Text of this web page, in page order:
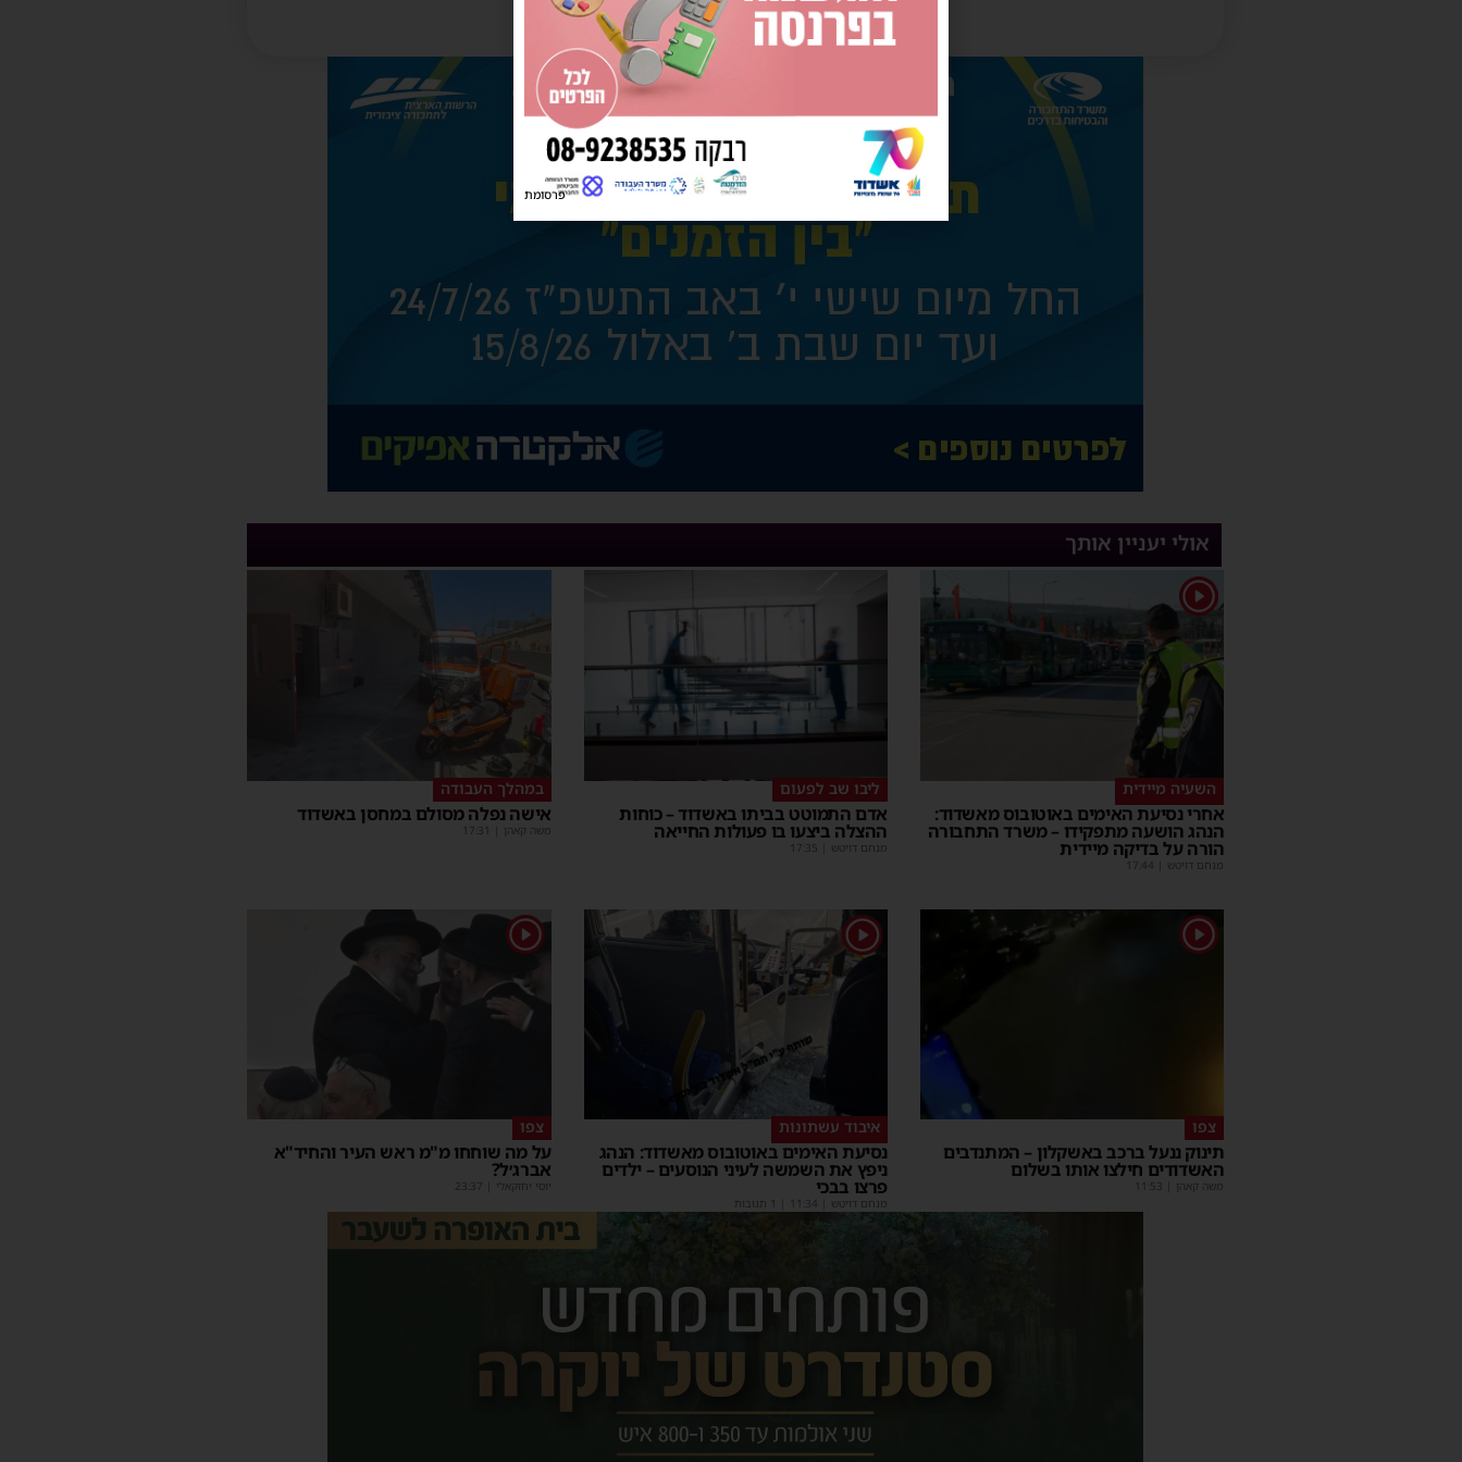
אולי יעניין אותך
1
השעיה מיידית
אחרי נסיעת האימים באוטובוס מאשדוד:
הנהג הושעה מתפקידו – משרד התחבורה
הורה על בדיקה מיידית
מנחם דויטש 17:44
ליבו שב לפעום
אדם התמוטט בביתו באשדוד – כוחות
ההצלה ביצעו בו פעולות החייאה
מנחם דויטש 17:35
במהלך העבודה
אישה נפלה מסולם במחסן באשדוד
משה קאהן 17:31
1
צפו
תינוק ננעל ברכב באשקלון – המתנדבים
האשדודים חילצו אותו בשלום
משה קאהן 11:53
1
איבוד עשתונות
נסיעת האימים באוטובוס מאשדוד: הנהג
ניפץ את השמשה לעיני הנוסעים – ילדים
פרצו בבכי
מנחם דויטש 11:34
1
צפו
על מה שוחחו מ"מ ראש העיר והחיד"א
אברג׳ל?
יוסי יחזקאלי 23:37
פרסומת